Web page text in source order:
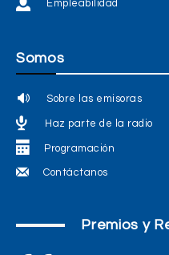
Empleabilidad
Somos
Sobre las emisoras
Haz parte de la radio
Programación
Contáctanos
Premios y